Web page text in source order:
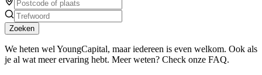
Zoeken
We heten wel YoungCapital, maar iedereen is even welkom. Ook als
je al wat meer ervaring hebt. Meer weten? Check onze FAQ.